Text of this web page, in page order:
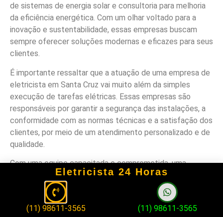
de sistemas de energia solar e consultoria para melhoria
da eficiência energética. Com um olhar voltado para a
inovação e sustentabilidade, essas empresas buscam
sempre oferecer soluções modernas e eficazes para seus
clientes.
É importante ressaltar que a atuação de uma empresa de
eletricista em Santa Cruz vai muito além da simples
execução de tarefas elétricas. Essas empresas são
responsáveis por garantir a segurança das instalações, a
conformidade com as normas técnicas e a satisfação dos
clientes, por meio de um atendimento personalizado e de
qualidade.
Com uma equipe capacitada e comprometida, uma
empresa de eletricistas em Santa Cruz se destaca pela
excelência na prestação de serviços, pela busca contínua
pela inovação e pela preocupação com a segurança e o
bem-estar dos clientes. Ao escolher uma empresa de
Eletricista 24 Horas
(11) 98611-3565 (11) 98611-3565